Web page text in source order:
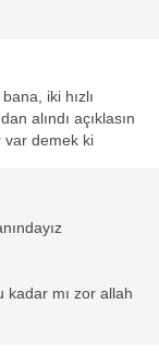
iki hızlı
alındı açıklasın
var demek ki
kadar mı zor allah